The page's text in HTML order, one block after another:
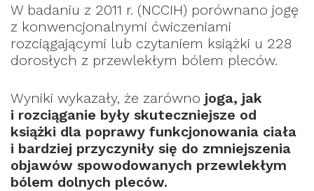
W badaniu z 2011 r. (NCCIH) porównano jogę
z konwencjonalnymi ćwiczeniami
rozciągającymi lub czytaniem książki u 228
dorosłych z przewlekłym bólem pleców.
Wyniki wykazały, że zarówno joga, jak
i rozciąganie były skuteczniejsze od
książki dla poprawy funkcjonowania ciała
i bardziej przyczyniły się do zmniejszenia
objawów spowodowanych przewlekłym
bólem dolnych pleców.